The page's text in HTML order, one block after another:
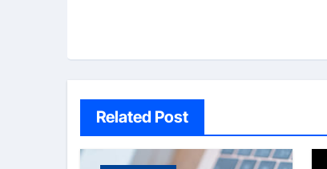
Related Post